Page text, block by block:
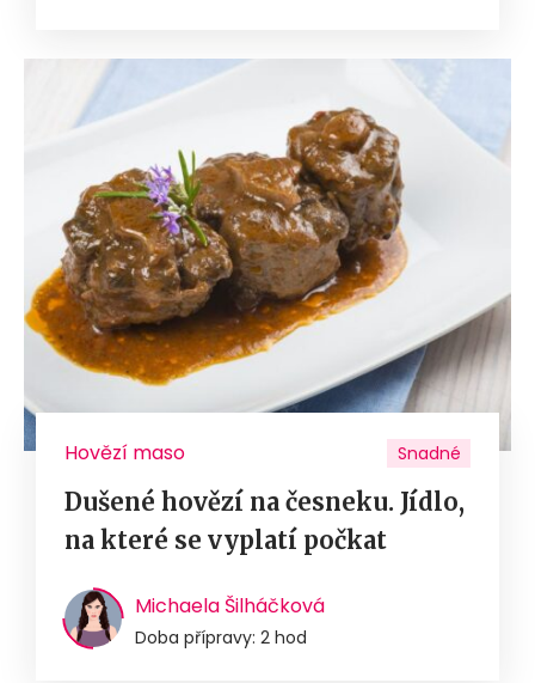
Hovězí maso Snadné
Dušené hovězí na česneku. Jídlo,
na které se vyplatí počkat
Michaela Šilháčková
Doba přípravy: 2 hod